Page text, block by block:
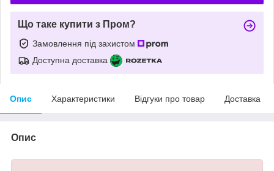
Що таке купити з Пром?
Замовлення під захистом
Доступна доставка
Опис Характеристики Відгуки про товар Доставка
Опис